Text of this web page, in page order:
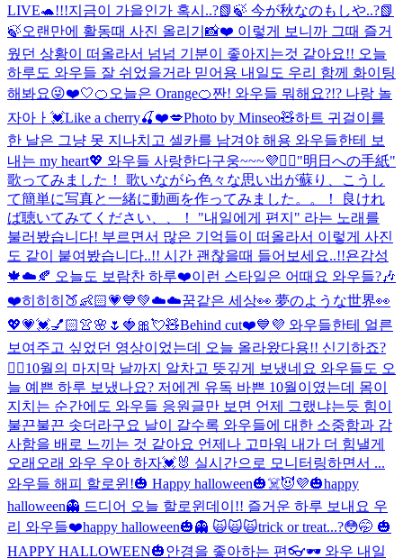
LIVE🐢!!!지금이 가을인가 혹시..?📗🍃 今が秋なのもしや..?📗
🍃오랜만에 활동때 사진 올리기📸❤️ 이렇게 보니까 그때 즐거
웠던 상황이 떠올라서 넘넘 기분이 좋아지는것 같아요!! 오늘
하루도 와우들 잘 쉬었을거라 믿어용 내일도 우리 함께 화이팅
해봐요😜❤️🤍🍊오늘은 Orange🍊짠! 와우들 뭐해요?!? 나랑 놀
자아ㅏ💓Like a cherry🍒❤️💋Photo by Minseo🧸하트 귀걸이를
한 날은 그냥 못 지나치고 셀카를 남겨야 해용 와우들한테 보
내는 my heart💖 와우들 사랑한다구웅~~~💜🙆‍♀️"明日への手紙"
歌ってみました！ 歌いながら色々な思い出が蘇り、こうし
て簡単に写真と一緒に動画を作ってみました。。！ 良けれ
ば聴いてみてください、、！ "내일에게 편지" 라는 노래를
불러봤습니다! 부르면서 많은 기억들이 떠올라서 이렇게 사진
도 같이 붙여봤습니다..!! 시간 괜찮을때 들어보세요..!!욘감성
🍁☁️🍂 오늘도 보람찬 하루❤️이런 스타일은 어때요 와우들?🎶
❤️히히히🍑👶🏻💗💙💚☁️☁️꿈같은 세상👀 夢のような世界👀
💖💗💓💅🏻👚🌸🌷🍓🎀💘🧸Behind cut❤️💙💜 와우들한테 얼른
보여주고 싶었던 영상이었는데 오늘 올라왔다용!! 신기하죠?
👍🏻10월의 마지막 날까지 알차고 뜻깊게 보냈네요 와우들도 오
늘 예쁜 하루 보냈나요? 저에겐 유독 바쁜 10월이였는데 몸이
지치는 순간에도 와우들 응원글만 보면 언제 그랬냐는듯 힘이
불끈불끈 솟더라구요 날이 갈수록 와우들에 대한 소중함과 감
사함을 배로 느끼는 것 같아요 언제나 고마워 내가 더 힘낼게
오래오래 와우 우아 하자💓🐰 실시간으로 모니터링하면서 ...
와우들 해피 할로윈!🎃 Happy halloween🎃☠️😈💜🎃happy
halloween👻 드디어 오늘 할로윈데이!! 즐거운 하루 보내요 우
리 와우들❤️happy halloween🎃👻 🙀🙀🙀trick or treat...?😳🤭 🎃
HAPPY HALLOWEEN🎃안경을 좋아하는 편👓🕶 와우 내일